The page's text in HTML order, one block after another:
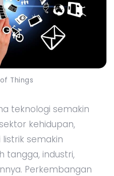
Things
teknologi semakin
kehidupan,
semakin
tangga, industri,
Perkembangan